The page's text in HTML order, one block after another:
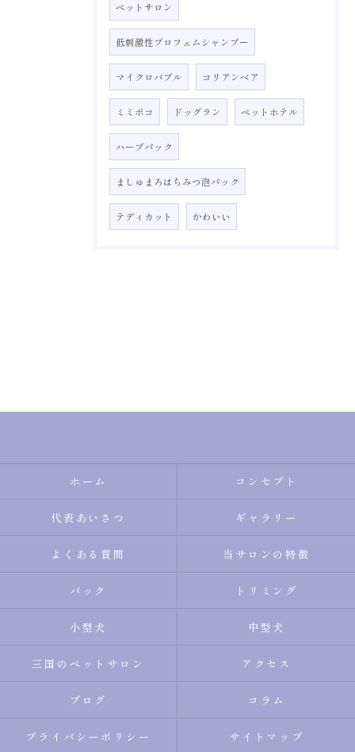
ペットサロン
低刺激性プロフェムシャンプー
マイクロバブル コリアンベア
ミミポコ ドッグラン ペットホテル
ハーブパック
ましゅまろはちみつ泡パック
テディカット かわいい
ホーム コンセプト
代表あいさつ ギャラリー
よくある質問 当サロンの特徴
パック トリミング
小型犬 中型犬
三国のペットサロン アクセス
ブログ コラム
プライバシーポリシー サイトマップ